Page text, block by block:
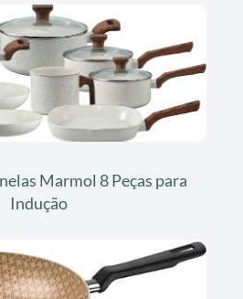
Marmol 8 Peças para
Indução